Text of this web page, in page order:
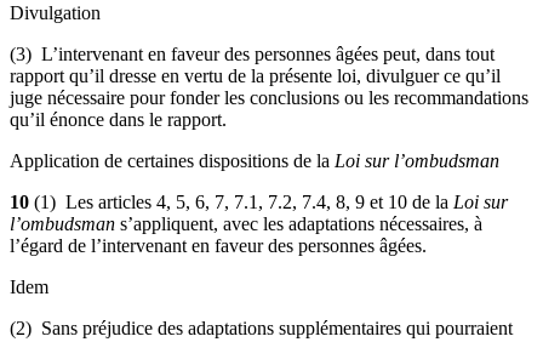
Divulgation
(3) L’intervenant en faveur des personnes âgées peut, dans tout
rapport qu’il dresse en vertu de la présente loi, divulguer ce qu’il
juge nécessaire pour fonder les conclusions ou les recommandations
qu’il énonce dans le rapport.
Application de certaines dispositions de la Loi sur l’ombudsman
10 (1) Les articles 4, 5, 6, 7, 7.1, 7.2, 7.4, 8, 9 et 10 de la Loi sur
l’ombudsman s’appliquent, avec les adaptations nécessaires, à
l’égard de l’intervenant en faveur des personnes âgées.
Idem
(2) Sans préjudice des adaptations supplémentaires qui pourraient